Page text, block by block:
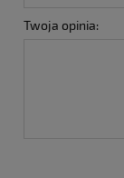
Twoja opinia: